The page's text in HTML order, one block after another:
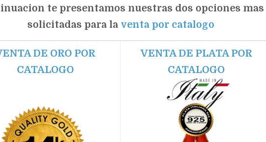
te presentamos nuestras dos opciones mas
solicitadas para la venta por catalogo
DE ORO POR
CATALOGO
VENTA DE PLATA POR
CATALOGO